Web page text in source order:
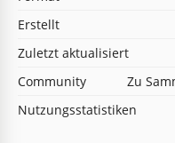
Erstellt
Zuletzt aktualisiert
Community
Zu
Nutzungsstatistiken